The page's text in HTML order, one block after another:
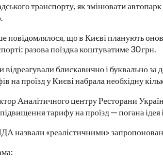
транспорту, як змінювати
повідомлялося, що в Києві планують
разова поїздка коштуватиме 30 грн.
відреагували блискавично і буквально за
на проїзд у Києві набрала необхідну
Аналітичного центру Ресторани
тарифу на проїзд — погана
назвали «реалістичними»